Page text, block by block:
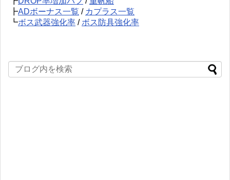
┣ADボーナス一覧 / カプラス一覧
┗ボス武器強化率 / ボス防具強化率